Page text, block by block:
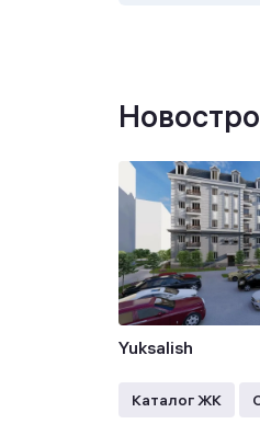
Yuksalish
Каталог ЖК